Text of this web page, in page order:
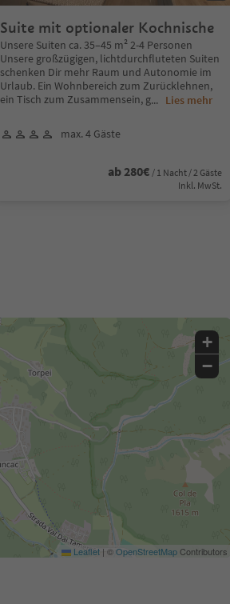
Suite mit optionaler Kochnische
Unsere Suiten ca. 35–45 m² 2-4 Personen
Unsere großzügigen, lichtdurchfluteten Suiten
schenken Dir mehr Raum und Autonomie im
Urlaub. Ein Wohnbereich zum Zurücklehnen,
ein Tisch zum Zusammensein, g... Lies mehr
max. 4 Gäste
ab 280€ / 1 Nacht / 2 Gäste
Inkl. MwSt.
+
−
Leaflet | ©OpenStreetMapContributors